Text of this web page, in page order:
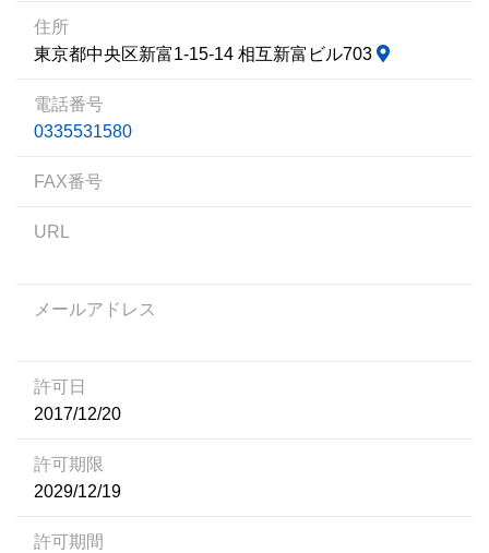
住所
東京都中央区新富1-15-14 相互新富ビル703
電話番号
0335531580
FAX番号
URL
メールアドレス
許可日
2017/12/20
許可期限
2029/12/19
許可期間